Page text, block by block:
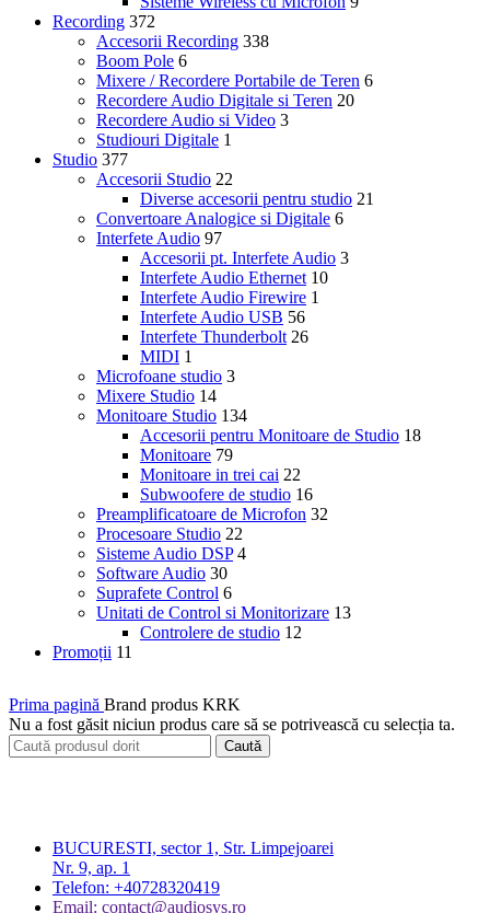
Recording 372
Accesorii Recording 338
Boom Pole 6
Mixere / Recordere Portabile de Teren 6
Recordere Audio Digitale si Teren 20
Recordere Audio si Video 3
Studiouri Digitale 1
Studio 377
Accesorii Studio 22
Diverse accesorii pentru studio 21
Convertoare Analogice si Digitale 6
Interfete Audio 97
Accesorii pt. Interfete Audio 3
Interfete Audio Ethernet 10
Interfete Audio Firewire 1
Interfete Audio USB 56
Interfete Thunderbolt 26
MIDI 1
Microfoane studio 3
Mixere Studio 14
Monitoare Studio 134
Accesorii pentru Monitoare de Studio 18
Monitoare 79
Monitoare in trei cai 22
Subwoofere de studio 16
Preamplificatoare de Microfon 32
Procesoare Studio 22
Sisteme Audio DSP 4
Software Audio 30
Suprafete Control 6
Unitati de Control si Monitorizare 13
Controlere de studio 12
Promoții 11
Prima pagină Brand produs KRK
Nu a fost găsit niciun produs care să se potrivească cu selecția ta.
Caută
BUCURESTI, sector 1, Str. Limpejoarei
Nr. 9, ap. 1
Telefon: +40728320419
Email: contact@audiosys.ro